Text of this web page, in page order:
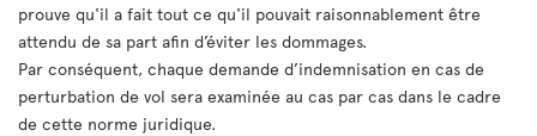
prouve qu'il a fait tout ce qu'il pouvait raisonnablement être
attendu de sa part afin d’éviter les dommages.
Par conséquent, chaque demande d’indemnisation en cas de
perturbation de vol sera examinée au cas par cas dans le cadre
de cette norme juridique.